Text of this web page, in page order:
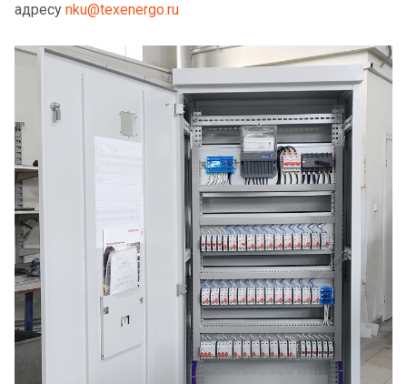
адресу nku@texenergo.ru